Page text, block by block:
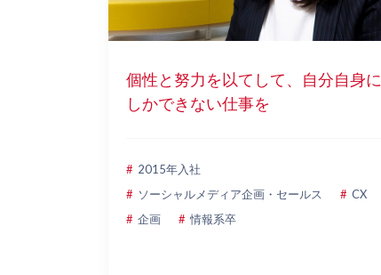
個性と努力を以てして、自分自身に
しかできない仕事を
2015年入社
ソーシャルメディア企画・セールス
CX
企画
情報系卒